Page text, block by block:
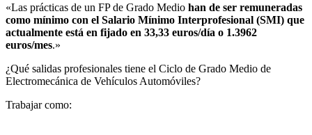
«Las prácticas de un FP de Grado Medio han de ser remuneradas
como mínimo con el Salario Mínimo Interprofesional (SMI) que
actualmente está en fijado en 33,33 euros/día o 1.3962
euros/mes.»
¿Qué salidas profesionales tiene el Ciclo de Grado Medio de
Electromecánica de Vehículos Automóviles?​
Trabajar como: